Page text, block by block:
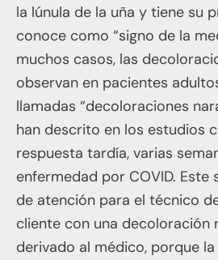
la lúnula de la uña y tiene su
conoce como “signo de la
muchos casos, las
observan en pacientes
llamadas “decoloraciones
han descrito en los estudios
respuesta tardía, varias
enfermedad por COVID. Este
de atención para el técnico
cliente con una decoloración
derivado al médico, porque